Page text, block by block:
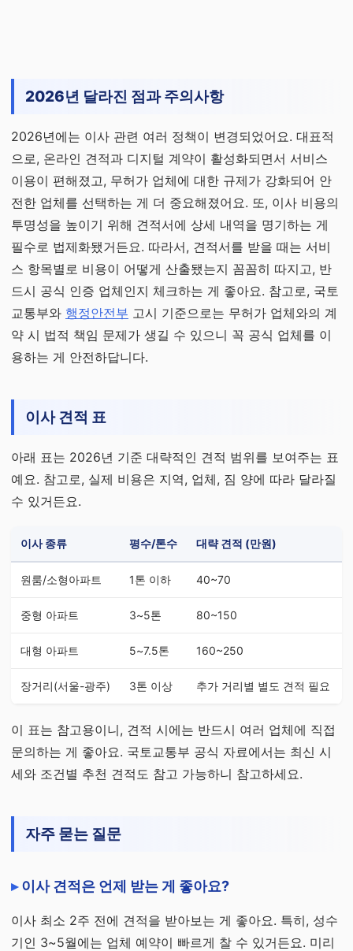
2026년 달라진 점과 주의사항
2026년에는 이사 관련 여러 정책이 변경되었어요. 대표적
으로, 온라인 견적과 디지털 계약이 활성화되면서 서비스
이용이 편해졌고, 무허가 업체에 대한 규제가 강화되어 안
전한 업체를 선택하는 게 더 중요해졌어요. 또, 이사 비용의
투명성을 높이기 위해 견적서에 상세 내역을 명기하는 게
필수로 법제화됐거든요. 따라서, 견적서를 받을 때는 서비
스 항목별로 비용이 어떻게 산출됐는지 꼼꼼히 따지고, 반
드시 공식 인증 업체인지 체크하는 게 좋아요. 참고로, 국토
교통부와 행정안전부 고시 기준으로는 무허가 업체와의 계
약 시 법적 책임 문제가 생길 수 있으니 꼭 공식 업체를 이
용하는 게 안전하답니다.
이사 견적 표
아래 표는 2026년 기준 대략적인 견적 범위를 보여주는 표
예요. 참고로, 실제 비용은 지역, 업체, 짐 양에 따라 달라질
수 있거든요.
이사 종류 평수/톤수 대략 견적 (만원)
원룸/소형아파트 1톤 이하 40~70
중형 아파트 3~5톤 80~150
대형 아파트 5~7.5톤 160~250
장거리(서울-광주) 3톤 이상 추가 거리별 별도 견적 필요
이 표는 참고용이니, 견적 시에는 반드시 여러 업체에 직접
문의하는 게 좋아요. 국토교통부 공식 자료에서는 최신 시
세와 조건별 추천 견적도 참고 가능하니 참고하세요.
자주 묻는 질문
이사 견적은 언제 받는 게 좋아요?
이사 최소 2주 전에 견적을 받아보는 게 좋아요. 특히, 성수
기인 3~5월에는 업체 예약이 빠르게 찰 수 있거든요. 미리